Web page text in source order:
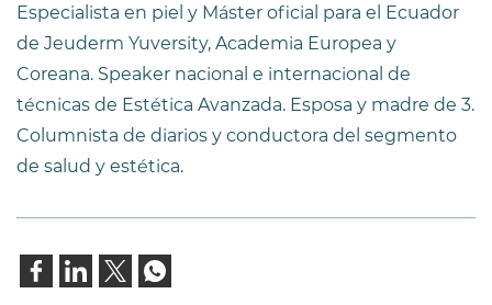
Especialista en piel y Máster oficial para el Ecuador
de Jeuderm Yuversity, Academia Europea y
Coreana. Speaker nacional e internacional de
técnicas de Estética Avanzada. Esposa y madre de 3.
Columnista de diarios y conductora del segmento
de salud y estética.